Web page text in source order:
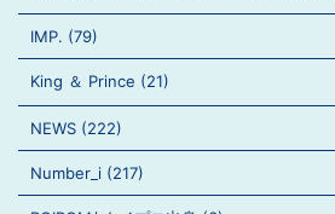
IMP. (79)
King ＆ Prince (21)
NEWS (222)
Number_i (217)